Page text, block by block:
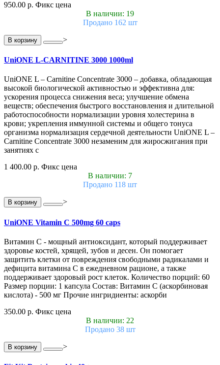
950.00 р. Фикс цена
В наличии: 19
Продано 162 шт
В корзину >
UniONE L-CARNITINE 3000 1000ml
UniONE L – Carnitine Concentrate 3000 – добавка, обладающая
высокой биологической активностью и эффективна для:
ускорения процесса снижения веса; улучшение обмена
веществ; обеспечения быстрого восстановления и длительной
работоспособности нормализации уровня холестерина в
крови; укрепления иммунной системы и общего тонуса
организма нормализация сердечной деятельности UniONE L –
Carnitine Concentrate 3000 незаменим для жиросжигания при
занятиях с
1 400.00 р. Фикс цена
В наличии: 7
Продано 118 шт
В корзину >
UniONE Vitamin С 500mg 60 caps
Витамин С - мощный антиоксидант, который поддерживает
здоровье костей, хрящей, зубов и десен. Он помогает
защитить клетки от повреждения свободными радикалами и
дефицита витамина С в ежедневном рационе, а также
поддерживает здоровый рост клеток. Количество порций: 60
Размер порции: 1 капсула Состав: Витамин С (аскорбиновая
кислота) - 500 мг Прочие ингридиенты: аскорби
350.00 р. Фикс цена
В наличии: 22
Продано 38 шт
В корзину >